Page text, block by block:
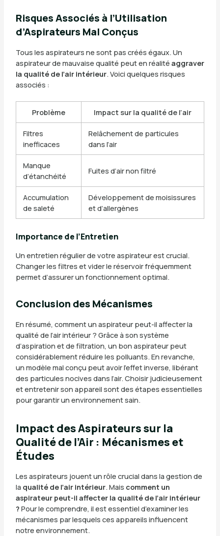
Risques Associés à l’Utilisation
d’Aspirateurs Mal Conçus
Tous les aspirateurs ne sont pas créés égaux. Un
aspirateur de mauvaise qualité peut en réalité aggraver
la qualité de l’air intérieur. Voici quelques risques
associés :
Problème Impact sur la qualité de l’air
Filtres
inefficaces
Relâchement de particules
dans l’air
Manque
d’étanchéité
Fuites d’air non filtré
Accumulation
de saleté
Développement de moisissures
et d’allergènes
Importance de l’Entretien
Un entretien régulier de votre aspirateur est crucial.
Changer les filtres et vider le réservoir fréquemment
permet d’assurer un fonctionnement optimal.
Conclusion des Mécanismes
En résumé, comment un aspirateur peut-il affecter la
qualité de l’air intérieur ? Grâce à son système
d’aspiration et de filtration, un bon aspirateur peut
considérablement réduire les polluants. En revanche,
un modèle mal conçu peut avoir l’effet inverse, libérant
des particules nocives dans l’air. Choisir judicieusement
et entretenir son appareil sont des étapes essentielles
pour garantir un environnement sain.
Impact des Aspirateurs sur la
Qualité de l’Air : Mécanismes et
Études
Les aspirateurs jouent un rôle crucial dans la gestion de
la qualité de l’air intérieur. Mais comment un
aspirateur peut-il affecter la qualité de l’air intérieur
? Pour le comprendre, il est essentiel d’examiner les
mécanismes par lesquels ces appareils influencent
notre environnement.